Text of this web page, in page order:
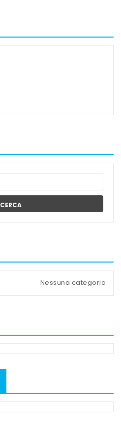
CERCA
Nessuna categoria